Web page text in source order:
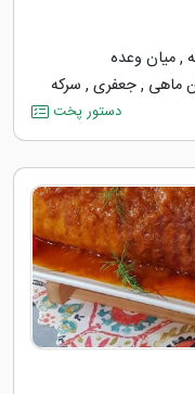
,میان وعده
ماهی ,جعفری , سرکه
دستور پخت